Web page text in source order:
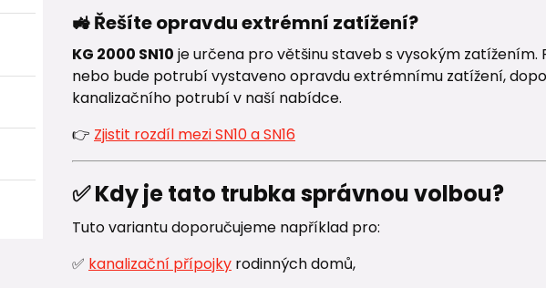
🚜 Řešíte opravdu extrémní zatížení?
KG 2000 SN10 je určena pro většinu staveb s vysokým
nebo bude potrubí vystaveno opravdu extrémnímu zatížení,
kanalizačního potrubí v naší nabídce.
👉 Zjistit rozdíl mezi SN10 a SN16
✅ Kdy je tato trubka správnou volbou?
Tuto variantu doporučujeme například pro:
✅ kanalizační přípojkyrodinných domů,